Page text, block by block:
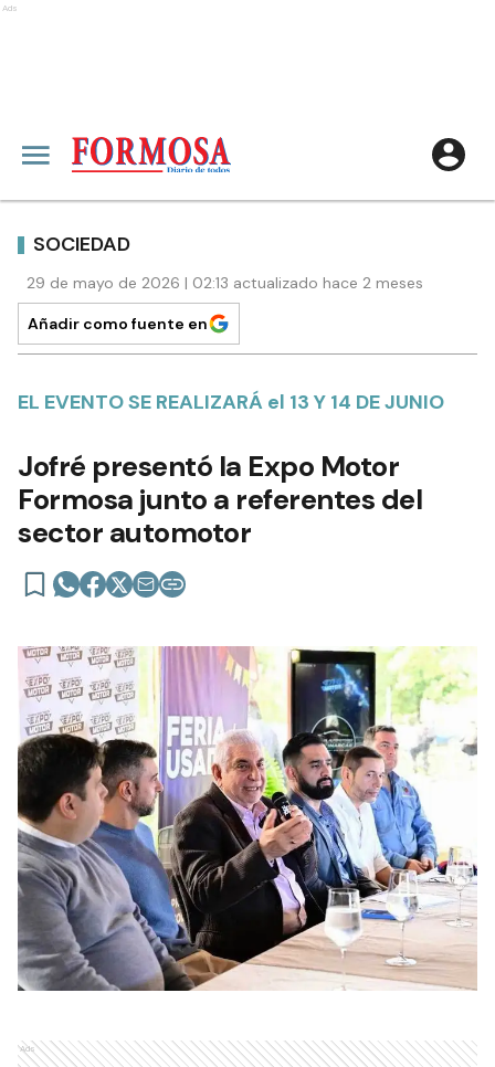
Ads
SOCIEDAD
29 de mayo de 2026 | 02:13 actualizado hace 2 meses
Añadir como fuente en
EL EVENTO SE REALIZARÁ el 13 Y 14 DE JUNIO
Jofré presentó la Expo Motor
Formosa junto a referentes del
sector automotor
Ads